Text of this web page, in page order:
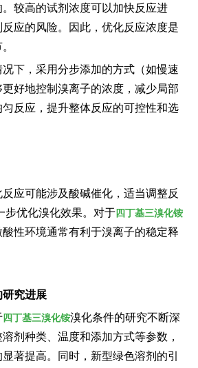
较高的试剂浓度可以加快反应进
应的风险。因此，优化反应浓度是
下，采用分步添加的方式（如慢速
好地控制溴离子的浓度，减少局部
反应，提升整体反应的可控性和选
应可能涉及酸碱催化，适当调整反
步优化溴化效果。对于 四丁基三溴化铵
性环境通常有利于溴离子的稳定释
研究进展
四丁基三溴化铵溴化条件的研究不断深
剂种类、温度和添加方式等参数，
著提高。同时，新型绿色溶剂的引